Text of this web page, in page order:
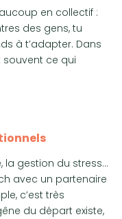
en collectif :
des gens, tu
à t’adapter. Dans
souvent ce qui
la gestion du stress…
avec un partenaire
c’est très
du départ existe,